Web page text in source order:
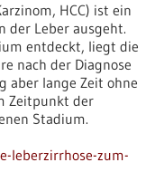
HCC) ist ein
der Leber ausgeht.
entdeckt, liegt die
nach der Diagnose
aber lange Zeit ohne
Zeitpunkt der
Stadium.
leberzirrhose-zum-